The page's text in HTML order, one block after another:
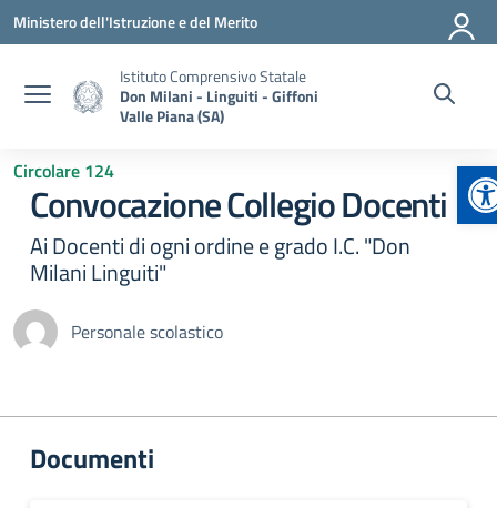
Vai ai contenuti
Vai al menu di navigazione
Vai al footer
Ministero dell'Istruzione e del Merito
Istituto Comprensivo Statale
Don Milani - Linguiti - Giffoni
Valle Piana (SA)
Circolare 124
Convocazione Collegio Docenti
Ai Docenti di ogni ordine e grado I.C. "Don
Milani Linguiti"
Personale scolastico
Documenti